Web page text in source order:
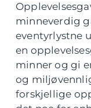
minneverdig
eventyrlystne
en
minner og gi
og
forskjellige